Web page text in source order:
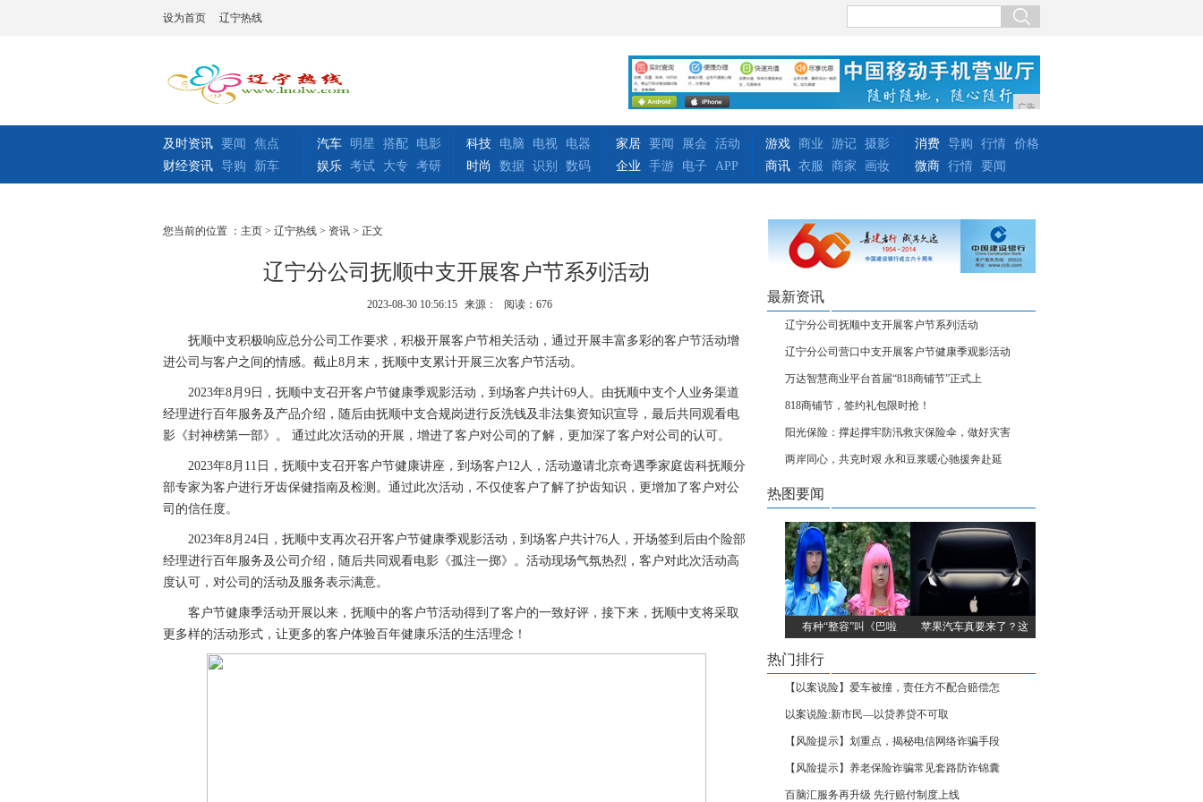
设为首页 辽宁热线
广告
及时资讯 要闻
焦点
财经资讯 导购 新车
汽车 明星 搭配
电影
娱乐 考试 大专 考研
科技 电脑 电视
电器
时尚
数据 识别 数码
家居 要闻 展会
活动
企业
手游 电子 APP
游戏 商业 游记 摄影
商讯 衣服 商家 画妆
消费 导购 行情 价格
微商 行情 要闻
您当前的位置 ： 主页 > 辽宁热线 > 资讯 > 正文
辽宁分公司抚顺中支开展客户节系列活动
2023-08-30 10:56:15 来源： 阅读：676
抚顺中支积极响应总分公司工作要求，积极开展客户节相关活动，通过开展丰富多彩的客户节活动增
进公司与客户之间的情感。截止8月末，抚顺中支累计开展三次客户节活动。
2023年8月9日，抚顺中支召开客户节健康季观影活动，到场客户共计69人。由抚顺中支个人业务渠道
经理进行百年服务及产品介绍，随后由抚顺中支合规岗进行反洗钱及非法集资知识宣导，最后共同观看电
影《封神榜第一部》。 通过此次活动的开展，增进了客户对公司的了解，更加深了客户对公司的认可。
2023年8月11 日，抚顺中支召开客户节健康讲座，到场客户12人，活动邀请北京奇遇季家庭齿科抚顺分
部专家为客户进行牙齿保健指南及检测。通过此次活动，不仅使客户了解了护齿知识，更增加了客户对公
司的信任度。
2023年8月24日，抚顺中支再次召开客户节健康季观影活动，到场客户共计76人，开场签到后由个险部
经理进行百年服务及公司介绍，随后共同观看电影《孤注一掷》。活动现场气氛热烈，客户对此次活动高
度认可，对公司的活动及服务表示满意。
客户节健康季活动开展以来， 抚顺中的客户节活动得到 了客户的一致好评，接下来 ，抚顺中支将采取
更多样的活动形式，让更多的客户体验百年健康乐活的生活理念 ！
最新资讯
辽宁分公司抚顺中支开展客户节系列活动
辽宁分公司营口中支开展客户节健康季观影活动
万达智慧商业平台首届“818商铺节”正式上
818商铺节，签约礼包限时抢！
阳光保险：撑起撑牢防汛救灾保险伞，做好灾害
两岸同心，共克时艰 永和豆浆暖心驰援奔赴延
热图要闻
有种“整容”叫《巴啦 苹果汽车真要来了？这
热门排行
【以案说险】爱车被撞，责任方不配合赔偿怎
以案说险:新市民—以贷养贷不可取
【风险提示】划重点，揭秘电信网络诈骗手段
【风险提示】养老保险诈骗常见套路防诈锦囊
百脑汇服务再升级 先行赔付制度上线